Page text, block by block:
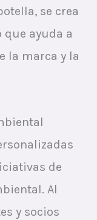
se crea
ayuda a
la marca y la
de
Al
y socios